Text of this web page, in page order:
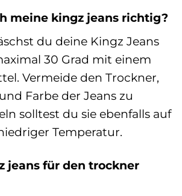
meine kingz jeans richtig?
du deine Kingz Jeans
30 Grad mit einem
Vermeide den Trockner,
Farbe der Jeans zu
solltest du sie ebenfalls auf
Temperatur.
jeans für den trockner